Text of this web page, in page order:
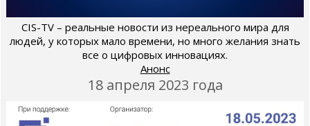
CIS-TV – реальные новости из нереального мира для
людей, у которых мало времени, но много желания знать
все о цифровых инновациях.
Анонс
18 апреля 2023 года